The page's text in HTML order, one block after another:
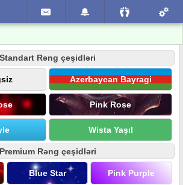
Standart Rəng çeşidləri
Azerbaycan Bayragi
Pink Rose
Wista Yaşıl
Premium Rəng çeşidləri
Blue Star Pink Purple